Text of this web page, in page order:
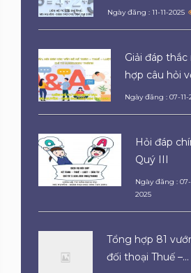
Ngày đăng : 11-11-2025
Giải đáp
hợp câu hỏi
Ngày đăng : 07-11-
Hỏi đáp
Quý III
Ngày đăng : 07-
2025
Tổng hợp 81
đối thoại Thuế –...